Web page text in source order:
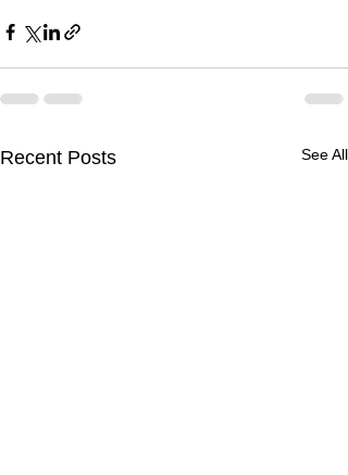
Recent Posts See All